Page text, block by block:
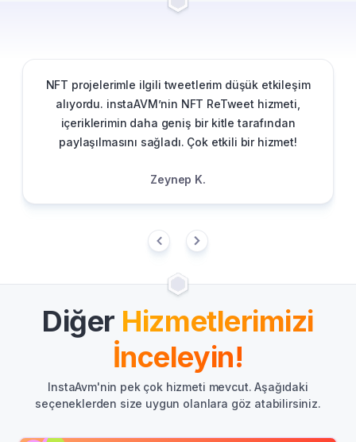
NFT projelerimle ilgili tweetlerim düşük etkileşim
alıyordu. instaAVM’nin NFT ReTweet hizmeti,
içeriklerimin daha geniş bir kitle tarafından
paylaşılmasını sağladı. Çok etkili bir hizmet!
Zeynep K.
Diğer Hizmetlerimizi
İnceleyin!
InstaAvm'nin pek çok hizmeti mevcut. Aşağıdaki
seçeneklerden size uygun olanlara göz atabilirsiniz.